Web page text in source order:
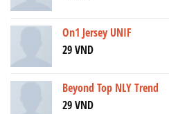
On1 Jersey UNIF
29VND
Beyond Top NLY Trend
29VND